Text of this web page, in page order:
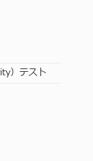
）テスト